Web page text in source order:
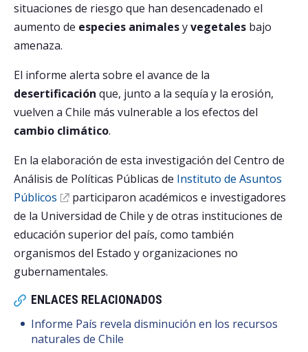
ENLACES RELACIONADOS
Informe País revela disminución en los recursos
naturales de Chile
situaciones de riesgo que han desencadenado el
aumento de especies animalesyvegetales bajo
amenaza.
El informe alerta sobre el avance de la
desertificación que, junto a la sequía y la erosión,
vuelven a Chile más vulnerable a los efectos del
cambio climático.
En la elaboración de esta investigación del Centro de
Análisis de Políticas Públicas de Instituto de Asuntos
Públicos
participaron académicos e investigadores
de la Universidad de Chile y de otras instituciones de
educación superior del país, como también
organismos del Estado y organizaciones no
gubernamentales.